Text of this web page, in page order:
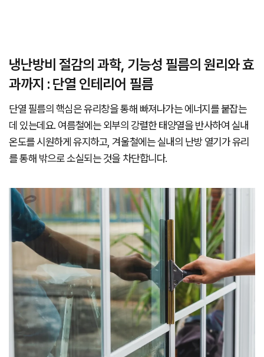
냉난방비 절감의 과학, 기능성 필름의 원리와 효
과까지 : 단열 인테리어 필름
단열 필름의 핵심은 유리창을 통해 빠져나가는 에너지를 붙잡는
데 있는데요. 여름철에는 외부의 강렬한 태양열을 반사하여 실내
온도를 시원하게 유지하고, 겨울철에는 실내의 난방 열기가 유리
를 통해 밖으로 소실되는 것을 차단합니다.